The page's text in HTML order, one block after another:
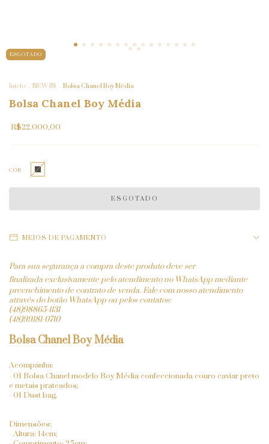
ESGOTADO
Início . NEW IN . Bolsa Chanel Boy Média
Bolsa Chanel Boy Média
R$22.000,00
COR
MEIOS DE PAGAMENTO
Para sua segurança a compra deste produto deve ser
finalizada exclusivamente pelo atendimento no WhatsApp mediante
preenchimento de contrato de venda. Fale com nosso atendimento
através do botão WhatsApp ou pelos contatos:
(48)98865-1131
(48)99181-0710
Bolsa Chanel Boy Média
Acompanha:
- 01 Bolsa Chanel modelo Boy Média confeccionada couro caviar preto
e metais prateados;
- 01 Dust bag.
Dimensões:
- Altura: 14cm;